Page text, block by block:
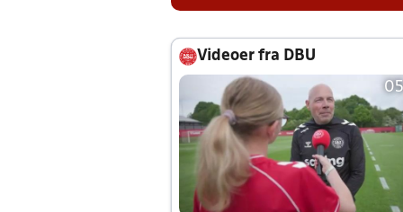
Videoer fra DBU